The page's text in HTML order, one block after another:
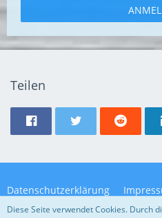
Teilen
Datenschutzerklärung
Diese Seite verwendet Cookies. Durch